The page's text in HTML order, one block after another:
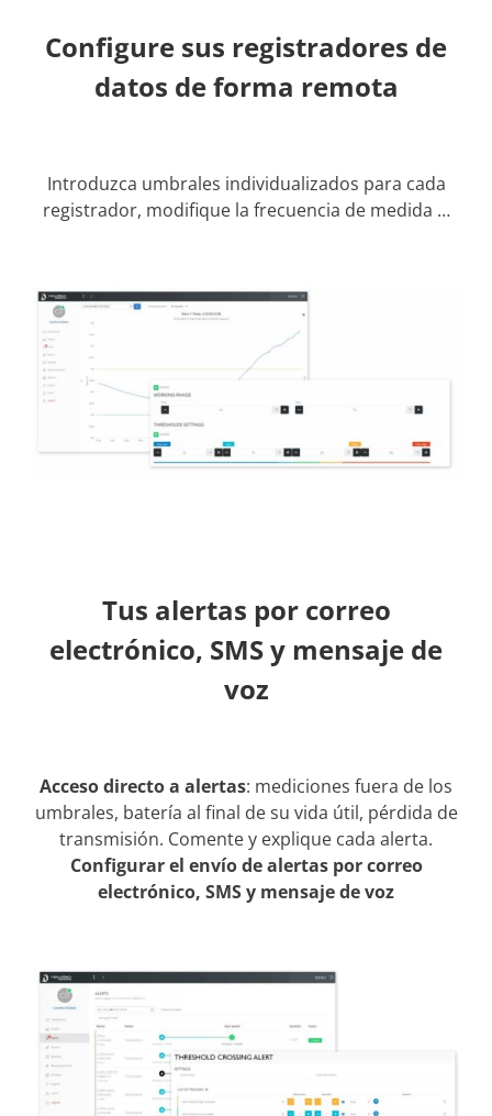
Configure sus registradores de
datos de forma remota
Introduzca umbrales individualizados para cada
registrador, modifique la frecuencia de medida …
Tus alertas por correo
electrónico, SMS y mensaje de
voz
Acceso directo a alertas: mediciones fuera de los
umbrales, batería al final de su vida útil, pérdida de
transmisión. Comente y explique cada alerta.
Configurar el envío de alertas por correo
electrónico, SMS y mensaje de voz